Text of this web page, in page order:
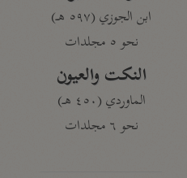
ابن الجوزي (٥٩٧ هـ)
نحو ٥ مجلدات
النكت والعيون
الماوردي (٤٥٠ هـ)
نحو ٦ مجلدات